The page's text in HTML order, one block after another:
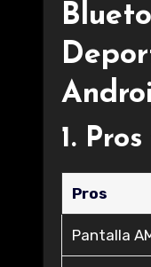
1.
Pros
Pantalla